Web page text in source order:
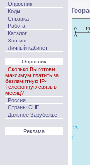
Опросник
Коды
Справка
Работа
Каталог
Хостинг
Личный кабинет
Опросник
Сколько Вы готовы
максимум платить за
безлимитную IP-
Телефонную связь в
месяц?
Россия
Страны СНГ
Дальнее Зарубежье
Реклама